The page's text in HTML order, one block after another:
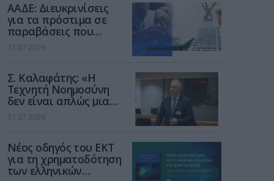
ΑΑΔΕ: Διευκρινίσεις
για τα πρόστιμα σε
παραβάσεις που
αφορούν τους ΦΗΜ
31.07.2026
Σ. Καλαφάτης: «Η
Τεχνητή Νοημοσύνη
δεν είναι απλώς μια
νέα τεχνολογία, είναι
μια νέα βιομηχανική
31.07.2026
Νέος οδηγός του ΕΚΤ
για τη χρηματοδότηση
των ελληνικών